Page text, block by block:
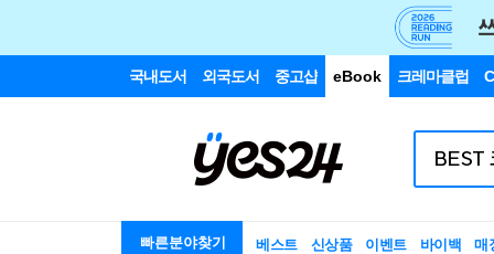
국내도서 외국도서 중고샵 eBook 크레마클럽
빠른분야찾기 베스트 신상품 이벤트 바이백 매